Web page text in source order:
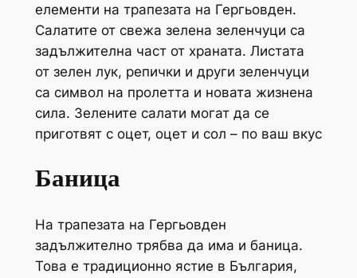
елементи на трапезата на Гергьовден.
Салатите от свежа зелена зеленчуци са
задължителна част от храната. Листата
от зелен лук, репички и други зеленчуци
са символ на пролетта и новата жизнена
сила. Зелените салати могат да се
приготвят с оцет, оцет и сол – по ваш вкус
Баница
На трапезата на Гергьовден
задължително трябва да има и баница.
Това е традиционно ястие в България,